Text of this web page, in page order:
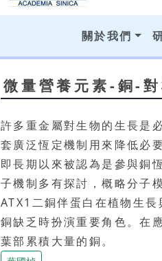
關於我們
微量營養元素-銅-
許多重金屬對生物的生長是
套廣泛恆定機制用來降低
即長期以來被認為是參與銅
子機制多有探討，概略分子
ATX1二銅伴蛋白在植物生
銅缺乏時扮演重要角色。在
葉部累積大量的銅。